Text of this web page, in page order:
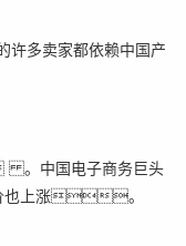
多卖家都依赖中国产
。中国电子商务巨头
价也上涨。